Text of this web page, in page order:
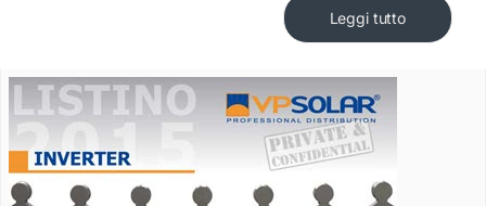
Leggi tutto